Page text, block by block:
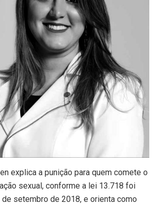
explica a punição para quem comete o
sexual, conforme a lei 13.718 foi
de setembro de 2018, e orienta como